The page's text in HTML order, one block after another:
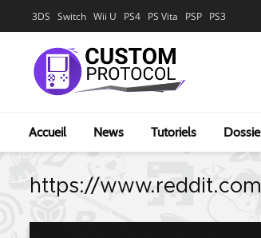
3DS Switch Wii U PS4 PS Vita PSP PS3
Accueil News Tutoriels
https://